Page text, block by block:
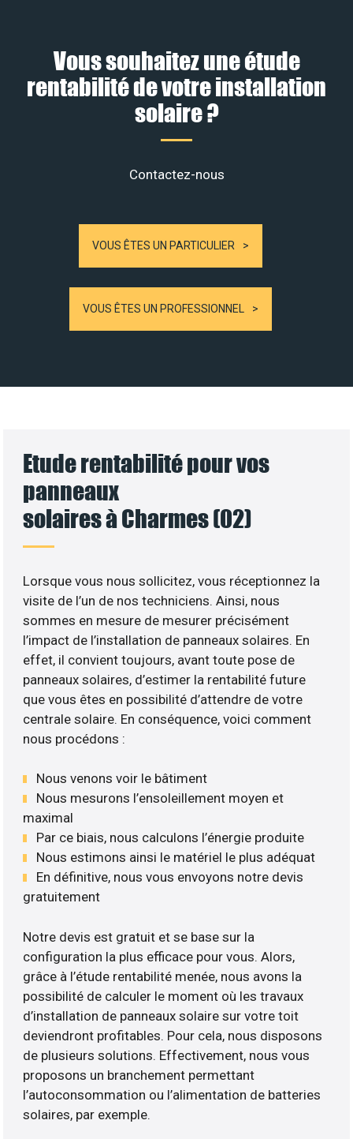
Vous souhaitez une étude
rentabilité de votre installation
solaire ?
Contactez-nous
VOUS ÊTES UN PARTICULIER
VOUS ÊTES UN PROFESSIONNEL
Etude rentabilité pour vos
panneaux
solaires à Charmes (02)
Lorsque vous nous sollicitez, vous réceptionnez la
visite de l’un de nos techniciens. Ainsi, nous
sommes en mesure de mesurer précisément
l’impact de l’installation de panneaux solaires. En
effet, il convient toujours, avant toute pose de
panneaux solaires, d’estimer la rentabilité future
que vous êtes en possibilité d’attendre de votre
centrale solaire. En conséquence, voici comment
nous procédons :
Nous venons voir le bâtiment
Nous mesurons l’ensoleillement moyen et
maximal
Par ce biais, nous calculons l’énergie produite
Nous estimons ainsi le matériel le plus adéquat
En définitive, nous vous envoyons notre devis
gratuitement
Notre devis est gratuit et se base sur la
configuration la plus efficace pour vous. Alors,
grâce à l’étude rentabilité menée, nous avons la
possibilité de calculer le moment où les travaux
d’installation de panneaux solaire sur votre toit
deviendront profitables. Pour cela, nous disposons
de plusieurs solutions. Effectivement, nous vous
proposons un branchement permettant
l’autoconsommation ou l’alimentation de batteries
solaires, par exemple.